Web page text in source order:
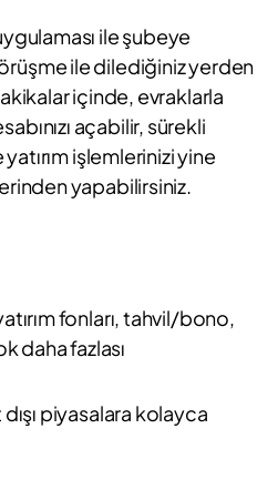
ile şubeye
ile dilediğiniz yerden
içinde, evraklarla
açabilir, sürekli
işlemlerinizi yine
yapabilirsiniz.
fonları, tahvil/bono,
daha fazlası
piyasalara kolayca